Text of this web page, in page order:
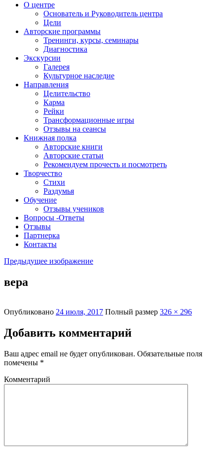
О центре
Основатель и Руководитель центра
Цели
Авторские программы
Тренинги, курсы, семинары
Диагностика
Экскурсии
Галерея
Культурное наследие
Направления
Целительство
Карма
Рейки
Трансформационные игры
Отзывы на сеансы
Книжная полка
Авторские книги
Авторские статьи
Рекомендуем прочесть и посмотреть
Творчество
Стихи
Раздумья
Обучение
Отзывы учеников
Вопросы -Ответы
Отзывы
Партнерка
Контакты
Предыдущее изображение
вера
Опубликовано 24 июля, 2017 Полный размер 326 × 296
Добавить комментарий
Ваш адрес email не будет опубликован. Обязательные поля
помечены *
Комментарий